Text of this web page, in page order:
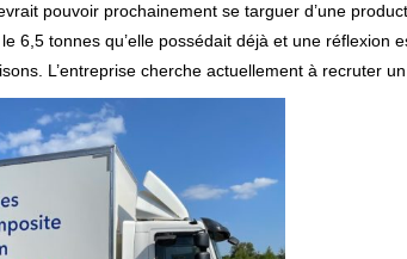
pouvoir prochainement se targuer d’une
6,5 tonnes qu’elle possédait déjà et une réflexion
L’entreprise cherche actuellement à recruter